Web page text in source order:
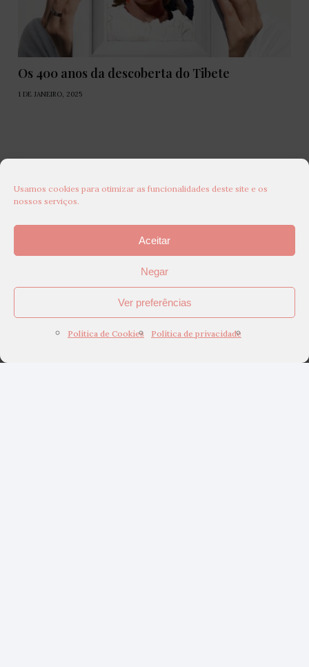
Usamos cookies para otimizar as funcionalidades deste site e os
nossos serviços.
Aceitar
Negar
Ver preferências
Política de Cookies Política de privacidade
Os 400 anos da descoberta do Tibete
1 DE JANEIRO, 2025